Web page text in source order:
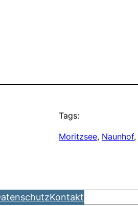
Tags:
Moritzsee, Naunhof,
KontaktSuchen